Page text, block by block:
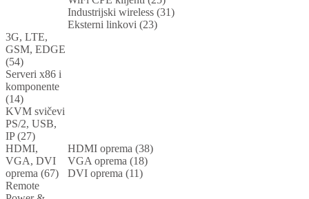
Industrijski wireless (31)
Eksterni linkovi (23)
3G, LTE,
GSM, EDGE
(54)
Serveri x86 i
komponente
(14)
KVM svičevi
PS/2, USB,
IP (27)
HDMI,
VGA, DVI
oprema (67)
HDMI oprema (38)
VGA oprema (18)
DVI oprema (11)
Remote